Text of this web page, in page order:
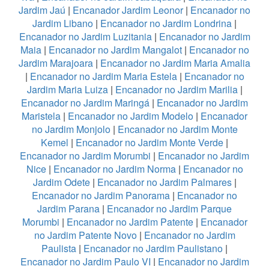
Jardim Jaú | Encanador Jardim Leonor| Encanador no
Jardim Libano | Encanador no Jardim Londrina |
Encanador no Jardim Luzitania| Encanador no Jardim
Maia| Encanador no Jardim Mangalot| Encanador no
Jardim Marajoara | Encanador no Jardim Maria Amalia
| Encanador no Jardim Maria Estela| Encanador no
Jardim Maria Luiza| Encanador no Jardim Marilia|
Encanador no Jardim Maringá | Encanador no Jardim
Maristela | Encanador no Jardim Modelo | Encanador
no Jardim Monjolo| Encanador no Jardim Monte
Kemel | Encanador no Jardim Monte Verde |
Encanador no Jardim Morumbi | Encanador no Jardim
Nice| Encanador no Jardim Norma| Encanador no
Jardim Odete| Encanador no Jardim Palmares|
Encanador no Jardim Panorama | Encanador no
Jardim Parana | Encanador no Jardim Parque
Morumbi | Encanador no Jardim Patente| Encanador
no Jardim Patente Novo| Encanador no Jardim
Paulista | Encanador no Jardim Paulistano |
Encanador no Jardim Paulo VI | Encanador no Jardim